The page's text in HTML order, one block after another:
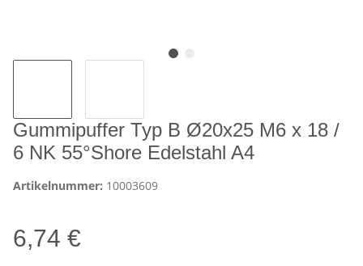
Gummipuffer Typ B Ø20x25 M6 x 18 /
6 NK 55°Shore Edelstahl A4
Artikelnummer: 10003609
6,74 €